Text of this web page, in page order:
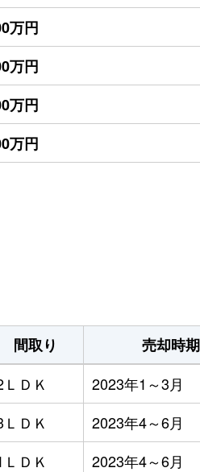
万円
万円
万円
万円
間取り
売却時期
ＤＫ
2023年1～3月
ＤＫ
2023年4～6月
ＬＤＫ
2023年4～6月